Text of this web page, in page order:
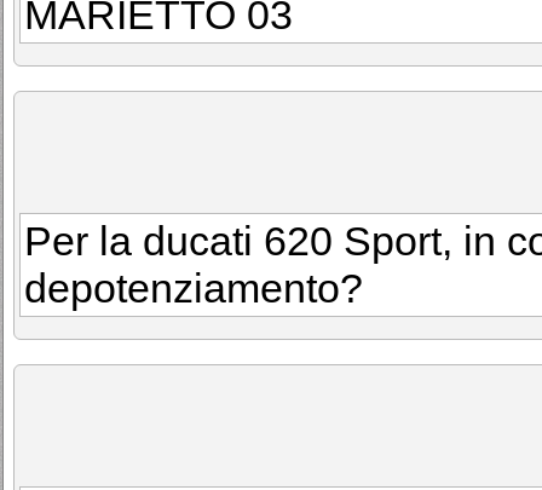
MARIETTO 03
Per la ducati 620 Sport, in
depotenziamento?